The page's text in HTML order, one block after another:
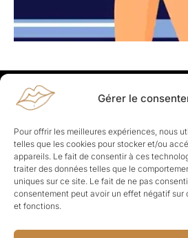
Gérer le
Pour offrir les meilleures expériences, nous
telles que les cookies pour stocker et/ou
appareils. Le fait de consentir à ces
traiter des données telles que le
uniques sur ce site. Le fait de ne pas
consentement peut avoir un effet négatif
et fonctions.
Rapporteuses
À propos de Rapporteuses :Rapporteuses,
Parisiennes, bien dans leurs baskets qui
cause, leur apporte et leur rapporte !
Les Topics
Société Politique Business
Lifestyle